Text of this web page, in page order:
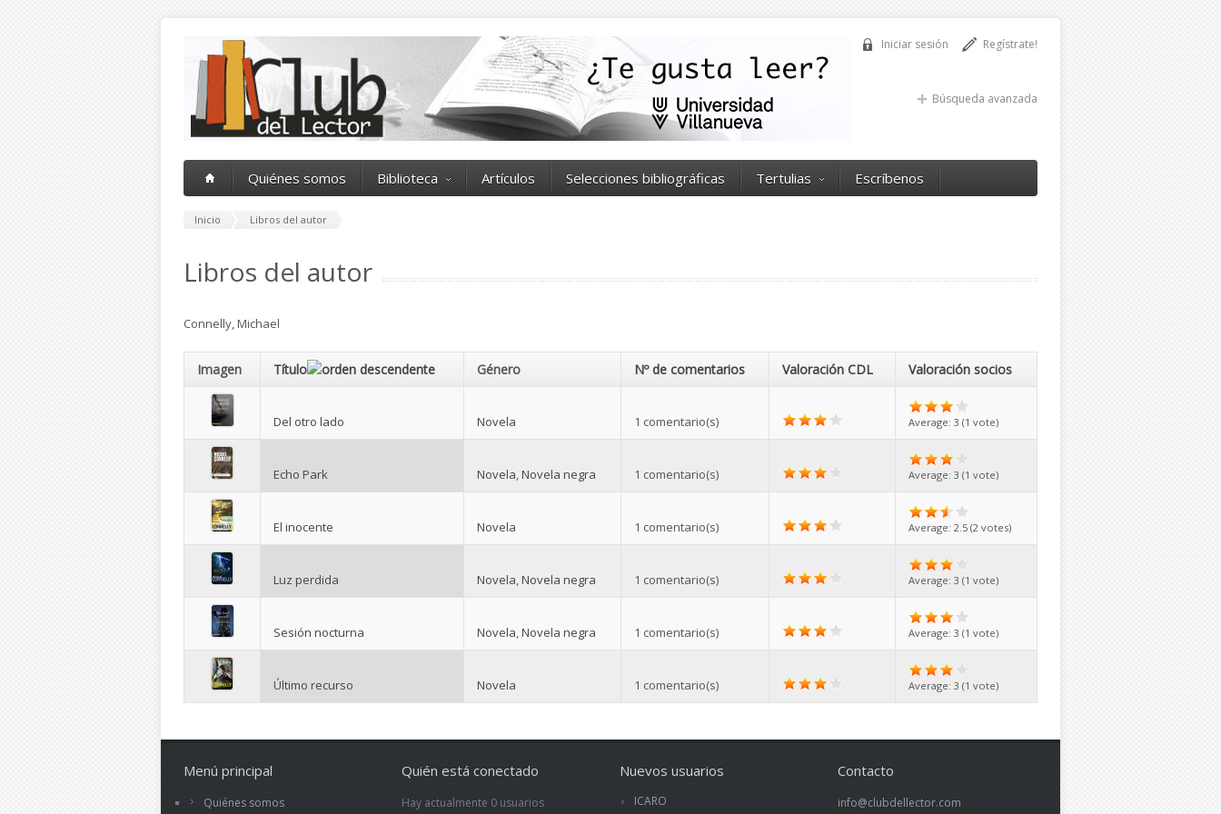
Regístrate!
Iniciar sesión
Búsqueda avanzada
Quiénes somos Biblioteca Artículos Selecciones bibliográficas Tertulias Escríbenos
Inicio Libros del autor
Libros del autor
Connelly, Michael
Imagen Título Género Nº de comentarios Valoración CDL Valoración socios
Del otro lado Novela 1 comentario(s) Average: 3 (1 vote)
Echo Park Novela Novela negra 1 comentario(s) Average: 3 (1 vote)
El inocente Novela 1 comentario(s) Average: 2.5 (2 votes)
Luz perdida Novela Novela negra 1 comentario(s) Average: 3 (1 vote)
Sesión nocturna Novela Novela negra 1 comentario(s) Average: 3 (1 vote)
Último recurso Novela 1 comentario(s) Average: 3 (1 vote)
Menú principal
Quiénes somos
Quién está conectado
Hay actualmente 0 usuarios
Nuevos usuarios
ICARO
Contacto
info@clubdellector.com